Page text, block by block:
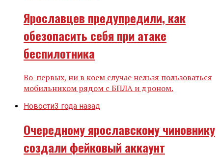
Ярославцев предупредили, как
обезопасить себя при атаке
беспилотника
Во-первых, ни в коем случае нельзя пользоваться
мобильником рядом с БПЛА и дроном.
Новости3 года назад
Очередному ярославскому чиновнику
создали фейковый аккаунт